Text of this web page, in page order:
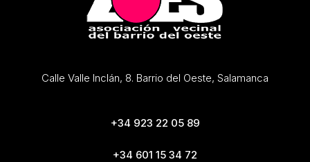
Calle Valle Inclán, 8. Barrio del Oeste, Salamanca
+34 923 22 05 89
+34 601 15 34 72